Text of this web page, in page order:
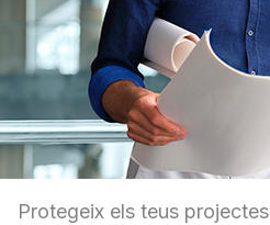
Protegeix els teus projectes